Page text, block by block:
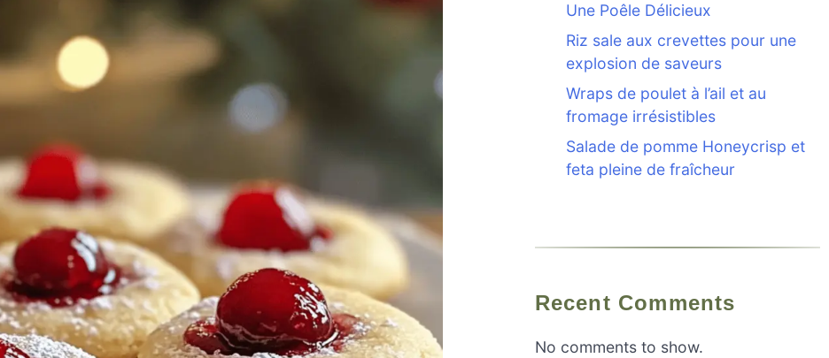
Une Poêle Délicieux
Riz sale aux crevettes pour une
explosion de saveurs
Wraps de poulet à l’ail et au
fromage irrésistibles
Salade de pomme Honeycrisp et
feta pleine de fraîcheur
Recent Comments
No comments to show.